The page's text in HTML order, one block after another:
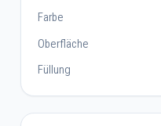
Farbe
Oberfläche
Füllung